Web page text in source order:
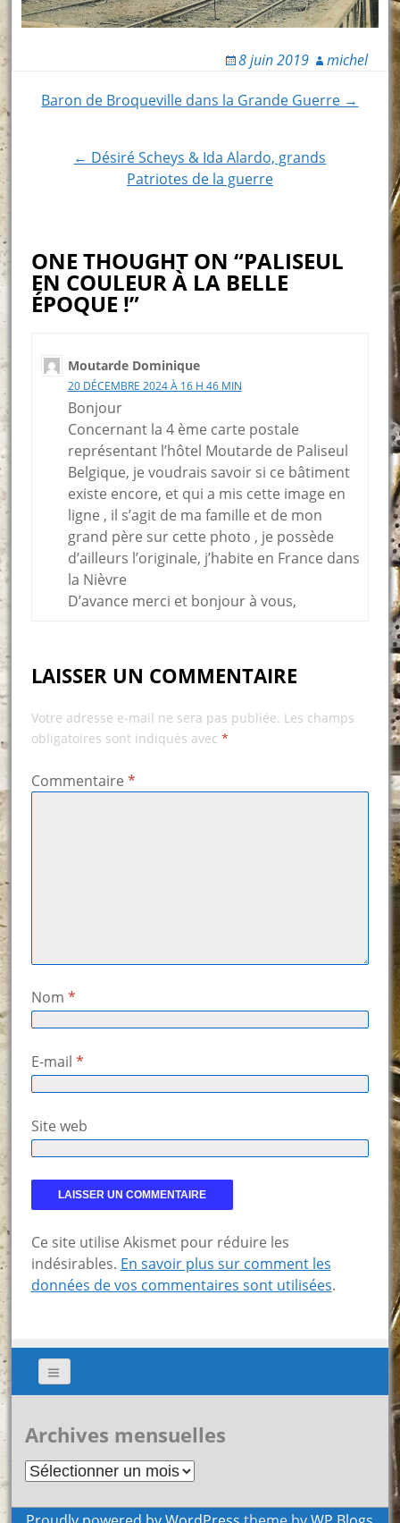
8 juin 2019 michel
Post
navigation
Baron de Broqueville dans la Grande Guerre →
← Désiré Scheys & Ida Alardo, grands
Patriotes de la guerre
ONE THOUGHT ON “PALISEUL
EN COULEUR À LA BELLE
ÉPOQUE !”
Moutarde Dominique
20 DÉCEMBRE 2024 À 16 H 46 MIN
Bonjour
Concernant la 4 ème carte postale
représentant l’hôtel Moutarde de Paliseul
Belgique, je voudrais savoir si ce bâtiment
existe encore, et qui a mis cette image en
ligne , il s’agit de ma famille et de mon
grand père sur cette photo , je possède
d’ailleurs l’originale, j’habite en France dans
la Nièvre
D’avance merci et bonjour à vous,
LAISSER UN COMMENTAIRE
Votre adresse e-mail ne sera pas publiée. Les champs
obligatoires sont indiqués avec *
Commentaire *
Nom *
E-mail *
Site web
Ce site utilise Akismet pour réduire les
indésirables. En savoir plus sur comment les
données de vos commentaires sont utilisées.
Archives mensuelles
Archives